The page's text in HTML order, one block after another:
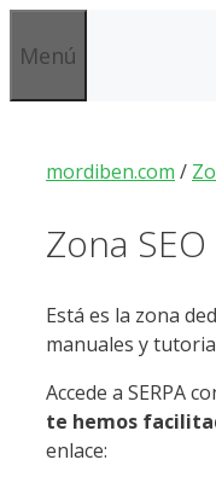
alMenú
mordiben.com /
Zona SEO
Está es la zona
manuales y
Accede a SERPA
te hemos
enlace: